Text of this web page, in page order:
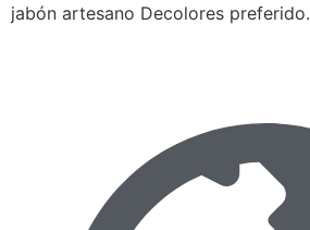
jabón artesano Decolores preferido.